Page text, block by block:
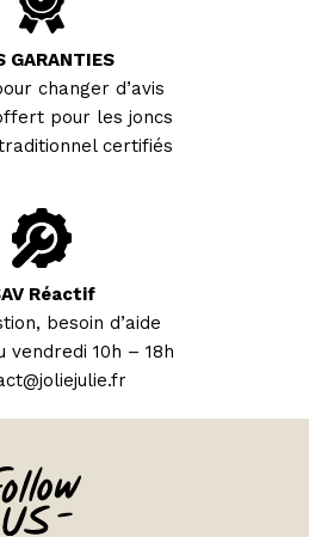
GARANTIES
changer d’avis
pour les joncs
certifiés
Réactif
besoin d’aide
vendredi 10h – 18h